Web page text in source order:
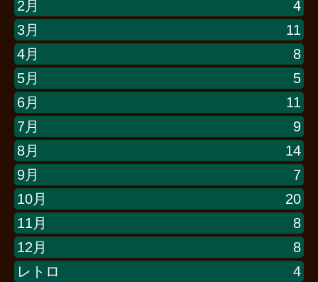
2月
4
3月
11
4月
8
5月
5
6月
11
7月
9
8月
14
9月
7
10月
20
11月
8
12月
8
レトロ
4